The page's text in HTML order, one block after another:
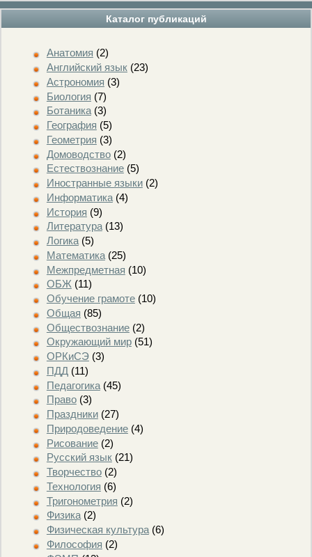
Каталог публикаций
Анатомия (2)
Английский язык(23)
Астрономия (3)
Биология (7)
Ботаника(3)
География (5)
Геометрия (3)
Домоводство(2)
Естествознание(5)
Иностранные языки(2)
Информатика(4)
История (9)
Литература(13)
Логика(5)
Математика(25)
Межпредметная (10)
ОБЖ (11)
Обучение грамоте(10)
Общая (85)
Обществознание(2)
Окружающий мир(51)
ОРКиСЭ(3)
ПДД (11)
Педагогика(45)
Право(3)
Праздники(27)
Природоведение(4)
Рисование(2)
Русский язык(21)
Творчество(2)
Технология (6)
Тригонометрия (2)
Физика(2)
Физическая культура(6)
Философия (2)